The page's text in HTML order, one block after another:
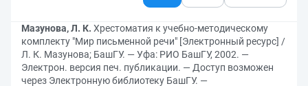
Мазунова, Л. К. Хрестоматия к учебно-методическому
комплекту "Мир письменной речи" [Электронный ресурс] /
Л. К. Мазунова; БашГУ. — Уфа: РИО БашГУ, 2002. —
Электрон. версия печ. публикации. — Доступ возможен
через Электронную библиотеку БашГУ. —